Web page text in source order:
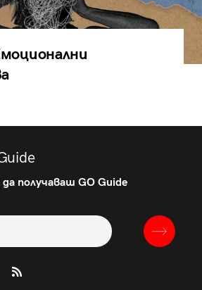
получаваш GO Guide